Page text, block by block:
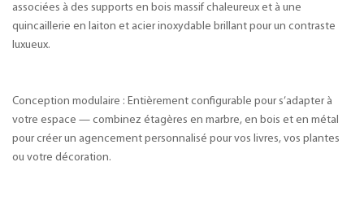
associées à des supports en bois massif chaleureux et à une
quincaillerie en laiton et acier inoxydable brillant pour un contraste
luxueux.
Conception modulaire : Entièrement configurable pour s’adapter à
votre espace — combinez étagères en marbre, en bois et en métal
pour créer un agencement personnalisé pour vos livres, vos plantes
ou votre décoration.